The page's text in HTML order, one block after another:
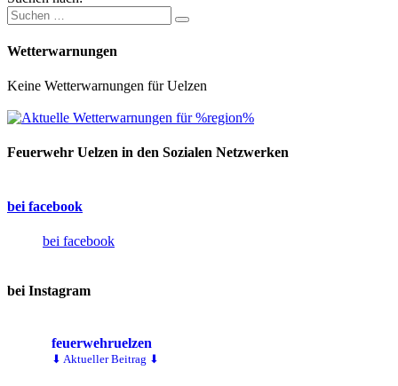
Wetterwarnungen
Keine Wetterwarnungen für Uelzen
Feuerwehr Uelzen in den Sozialen Netzwerken
bei facebook
bei facebook
bei Instagram
feuerwehruelzen
⬇ Aktueller Beitrag ⬇